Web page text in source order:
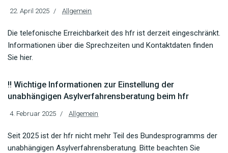
22. April 2025 Allgemein
Die telefonische Erreichbarkeit des hfr ist derzeit eingeschränkt.
Informationen über die Sprechzeiten und Kontaktdaten finden
Sie hier.
!! Wichtige Informationen zur Einstellung der
unabhängigen Asylverfahrensberatung beim hfr
4. Februar 2025 Allgemein
Seit 2025 ist der hfr nicht mehr Teil des Bundesprogramms der
unabhängigen Asylverfahrensberatung. Bitte beachten Sie